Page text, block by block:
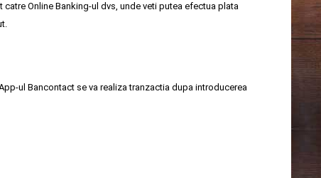
Online Banking-ul dvs, unde veti putea efectua plata
ul Bancontact se va realiza tranzactia dupa introducerea